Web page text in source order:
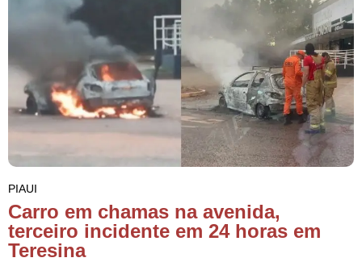
PIAUI
Carro em chamas na avenida,
terceiro incidente em 24 horas em
Teresina